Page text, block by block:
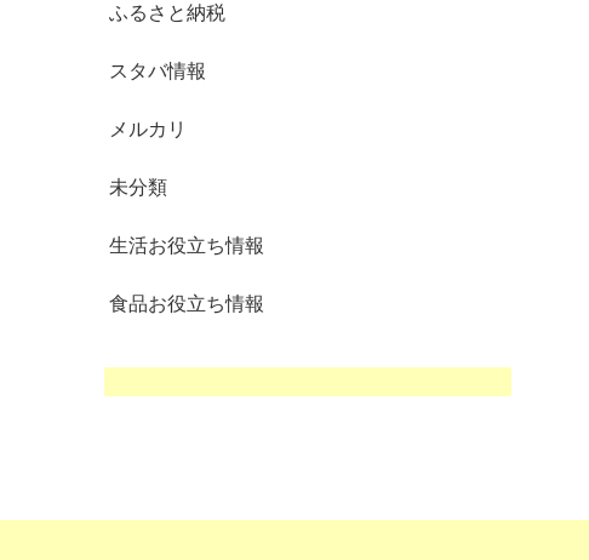
ふるさと納税
スタバ情報
メルカリ
未分類
生活お役立ち情報
食品お役立ち情報